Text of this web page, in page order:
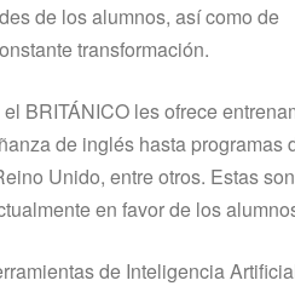
de los alumnos, así como de
transformación.
BRITÁNICO les ofrece
de inglés hasta programas
Unido, entre otros. Estas
en favor de los
de Inteligencia